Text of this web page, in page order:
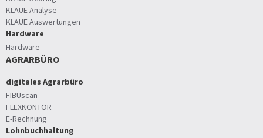
KLAUE Analyse
KLAUE Auswertungen
Hardware
Hardware
AGRARBÜRO
digitales Agrarbüro
FIBUscan
FLEXKONTOR
E-Rechnung
Lohnbuchhaltung